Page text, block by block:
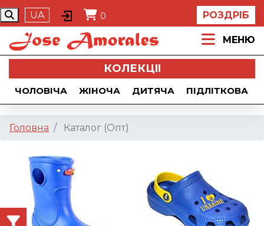
UA 0 РОЗДРІБ
МЕНЮ
КОЛЕКЦII
ЧОЛОВІЧА ЖІНОЧА ДИТЯЧА ПІДЛІТКОВА
Головна Каталог (Опт)